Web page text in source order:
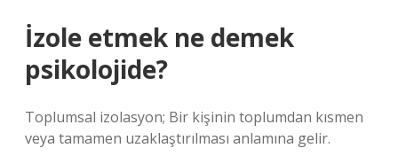
İzole etmek ne demek
psikolojide?
Toplumsal izolasyon; Bir kişinin toplumdan kısmen
veya tamamen uzaklaştırılması anlamına gelir.